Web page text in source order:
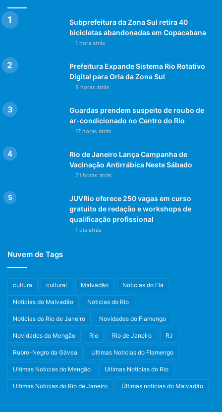
Subprefeitura da Zona Sul retira 40
bicicletas abandonadas em Copacabana
1 hora atrás
Prefeitura Expande Sistema Rio Rotativo
Digital para Orla da Zona Sul
9 horas atrás
Guardas prendem suspeito de roubo de
ar-condicionado no Centro do Rio
17 horas atrás
Rio de Janeiro Lança Campanha de
Vacinação Antirrábica Neste Sábado
21 horas atrás
JUVRio oferece 250 vagas em curso
gratuito de redação e workshops de
qualificação profissional
1 dia atrás
Nuvem de Tags
cultura cultural Malvadão Noticias do Fla
Noticias do Malvadão Noticias do Rio
Noticias do Rio de Janeiro Novidades do Flamengo
Novidades do Mengão Rio Rio de Janeiro RJ
Rubro-Negro da Gávea Ultimas Noticias do Flamengo
Ultimas Noticias do Mengão Ultimas Noticias do Rio
Ultimas Noticias do Rio de Janeiro Últimas notícias do Malvadão